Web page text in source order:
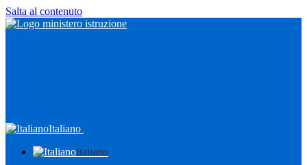
Salta al contenuto
Italiano
Italiano